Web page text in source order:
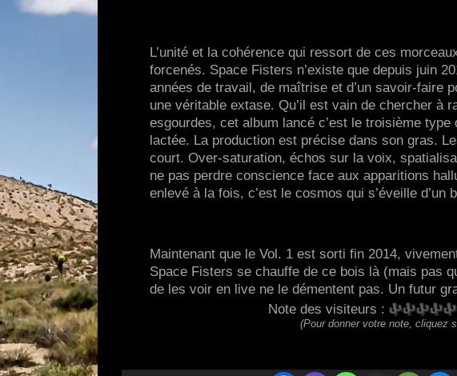
L’unité et la cohérence qui ressort de ces
forcenés. Space Fisters n’existe que depuis juin
années de travail, de maîtrise et d’un savoir-faire
une véritable extase. Qu’il est vain de chercher à
esgourdes, cet album lancé c’est le troisième
lactée. La production est précise dans son gras.
court. Over-saturation, échos sur la voix,
ne pas perdre conscience face aux apparitions
enlevé à la fois, c’est le cosmos qui s’éveille d’un
Maintenant que le Vol. 1 est sorti fin 2014,
Space Fisters se chauffe de ce bois là (mais pas
de les voir en live ne le démentent pas. Un futur
Note des visiteurs :
(Pour donner votre note, cliquez